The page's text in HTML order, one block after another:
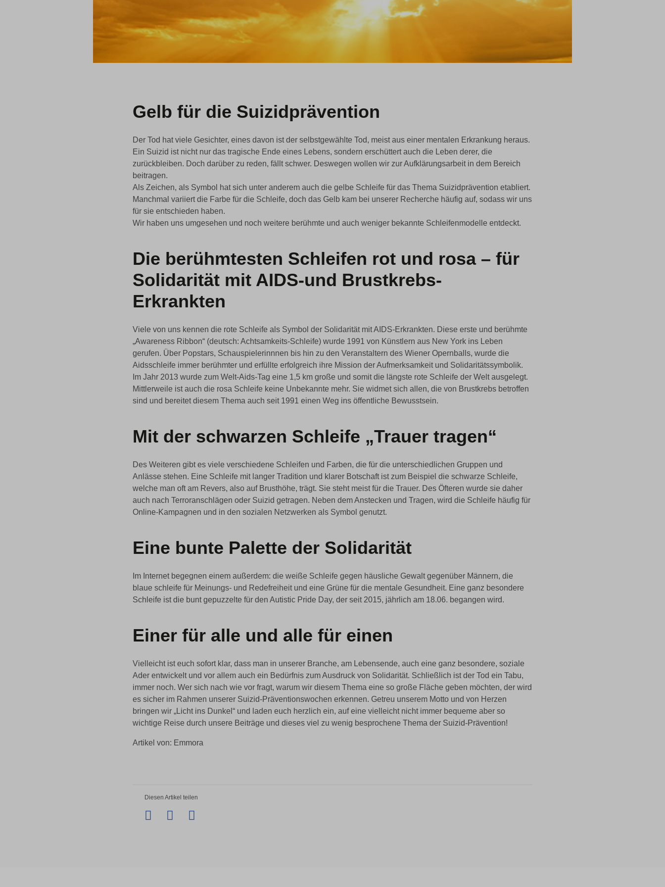
Gelb für die Suizidprävention
Der Tod hat viele Gesichter, eines davon ist der selbstgewählte Tod, meist aus einer mentalen Erkrankung heraus.
Ein Suizid ist nicht nur das tragische Ende eines Lebens, sondern erschüttert auch die Leben derer, die
zurückbleiben. Doch darüber zu reden, fällt schwer. Deswegen wollen wir zur Aufklärungsarbeit in dem Bereich
beitragen.
Als Zeichen, als Symbol hat sich unter anderem auch die gelbe Schleife für das Thema Suizidprävention etabliert.
Manchmal variiert die Farbe für die Schleife, doch das Gelb kam bei unserer Recherche häufig auf, sodass wir uns
für sie entschieden haben.
Wir haben uns umgesehen und noch weitere berühmte und auch weniger bekannte Schleifenmodelle entdeckt.
Die berühmtesten Schleifen rot und rosa – für
Solidarität mit AIDS-und Brustkrebs-
Erkrankten
Viele von uns kennen die rote Schleife als Symbol der Solidarität mit AIDS-Erkrankten. Diese erste und berühmte
„Awareness Ribbon“ (deutsch: Achtsamkeits-Schleife) wurde 1991 von Künstlern aus New York ins Leben
gerufen. Über Popstars, Schauspielerinnnen bis hin zu den Veranstaltern des Wiener Opernballs, wurde die
Aidsschleife immer berühmter und erfüllte erfolgreich ihre Mission der Aufmerksamkeit und Solidaritätssymbolik.
Im Jahr 2013 wurde zum Welt-Aids-Tag eine 1,5 km große und somit die längste rote Schleife der Welt ausgelegt.
Mittlerweile ist auch die rosa Schleife keine Unbekannte mehr. Sie widmet sich allen, die von Brustkrebs betroffen
sind und bereitet diesem Thema auch seit 1991 einen Weg ins öffentliche Bewusstsein.
Mit der schwarzen Schleife „Trauer tragen“
Des Weiteren gibt es viele verschiedene Schleifen und Farben, die für die unterschiedlichen Gruppen und
Anlässe stehen. Eine Schleife mit langer Tradition und klarer Botschaft ist zum Beispiel die schwarze Schleife,
welche man oft am Revers, also auf Brusthöhe, trägt. Sie steht meist für die Trauer. Des Öfteren wurde sie daher
auch nach Terroranschlägen oder Suizid getragen. Neben dem Anstecken und Tragen, wird die Schleife häufig für
Online-Kampagnen und in den sozialen Netzwerken als Symbol genutzt.
Eine bunte Palette der Solidarität
Im Internet begegnen einem außerdem: die weiße Schleife gegen häusliche Gewalt gegenüber Männern, die
blaue schleife für Meinungs- und Redefreiheit und eine Grüne für die mentale Gesundheit. Eine ganz besondere
Schleife ist die bunt gepuzzelte für den Autistic Pride Day, der seit 2015, jährlich am 18.06. begangen wird.
Einer für alle und alle für einen
Vielleicht ist euch sofort klar, dass man in unserer Branche, am Lebensende, auch eine ganz besondere, soziale
Ader entwickelt und vor allem auch ein Bedürfnis zum Ausdruck von Solidarität. Schließlich ist der Tod ein Tabu,
immer noch. Wer sich nach wie vor fragt, warum wir diesem Thema eine so große Fläche geben möchten, der wird
es sicher im Rahmen unserer Suizid-Präventionswochen erkennen. Getreu unserem Motto und von Herzen
bringen wir „Licht ins Dunkel“ und laden euch herzlich ein, auf eine vielleicht nicht immer bequeme aber so
wichtige Reise durch unsere Beiträge und dieses viel zu wenig besprochene Thema der Suizid-Prävention!
Artikel von: Emmora
Diesen Artikel teilen